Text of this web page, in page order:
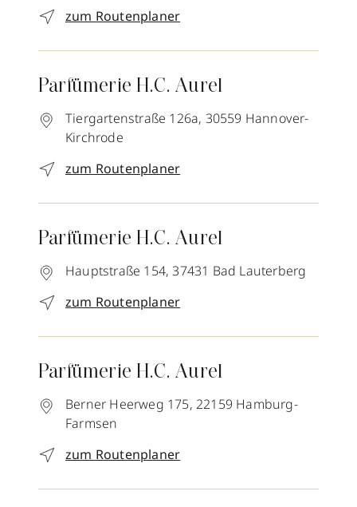
zum Routenplaner
Parfümerie H.C. Aurel
Tiergartenstraße 126a, 30559 Hannover-
Kirchrode
zum Routenplaner
Parfümerie H.C. Aurel
Hauptstraße 154, 37431 Bad Lauterberg
zum Routenplaner
Parfümerie H.C. Aurel
Berner Heerweg 175, 22159 Hamburg-
Farmsen
zum Routenplaner